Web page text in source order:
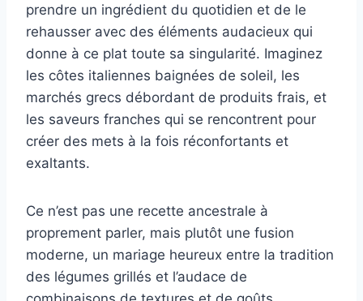
prendre un ingrédient du quotidien et de le
rehausser avec des éléments audacieux qui
donne à ce plat toute sa singularité. Imaginez
les côtes italiennes baignées de soleil, les
marchés grecs débordant de produits frais, et
les saveurs franches qui se rencontrent pour
créer des mets à la fois réconfortants et
exaltants.
Ce n’est pas une recette ancestrale à
proprement parler, mais plutôt une fusion
moderne, un mariage heureux entre la tradition
des légumes grillés et l’audace de